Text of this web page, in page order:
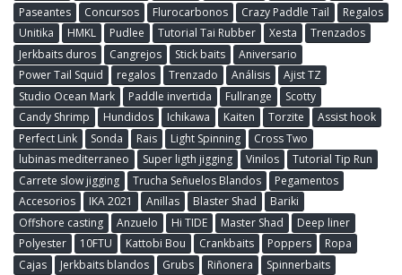
Paseantes
Concursos Flurocarbonos Crazy Paddle Tail
Regalos
Unitika
HMKL Pudlee Tutorial Tai Rubber Xesta
Trenzados
Jerkbaits duros
Cangrejos Stick baits
Aniversario
Power Tail Squid
regalos Trenzado Análisis
Ajist TZ
Studio Ocean Mark
Paddle invertida Fullrange
Scotty
Candy Shrimp
Hundidos Ichikawa Kaiten Torzite
Assist hook
Perfect Link
Sonda Rais Light Spinning
Cross Two
lubinas mediterraneo
Super ligth jigging Vinilos
Tutorial Tip Run
Carrete slow jigging
Trucha Señuelos Blandos
Pegamentos
Accesorios
IKA 2021 Anillas Blaster Shad
Bariki
Offshore casting
Anzuelo Hi TIDE Master Shad
Deep liner
Polyester
10FTU Kattobi Bou Crankbaits Poppers
Ropa
Cajas
Jerkbaits blandos Grubs Riñonera
Spinnerbaits